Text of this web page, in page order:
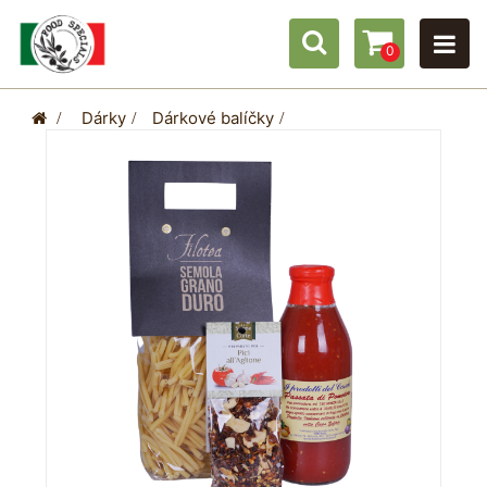
0
> Dárky > Dárkové balíčky >